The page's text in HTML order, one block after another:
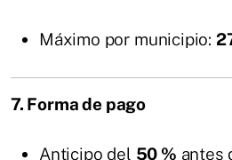
Máximo por municipio:
7. Forma de pago
Anticipo del 50 % antes